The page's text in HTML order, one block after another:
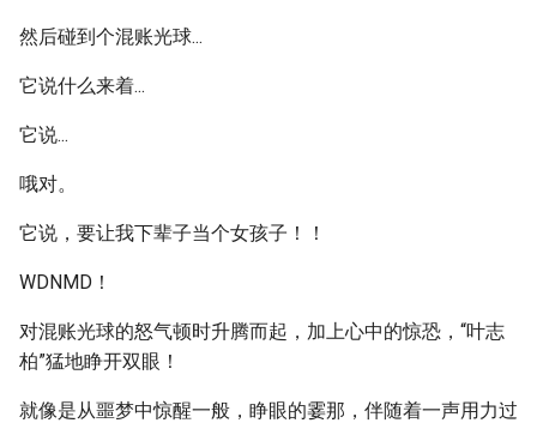
然后碰到个混账光球...
它说什么来着...
它说...
哦对。
它说，要让我下辈子当个女孩子！！
WDNMD！
对混账光球的怒气顿时升腾而起，加上心中的惊恐，“叶志
柏”猛地睁开双眼！
就像是从噩梦中惊醒一般，睁眼的霎那，伴随着一声用力过